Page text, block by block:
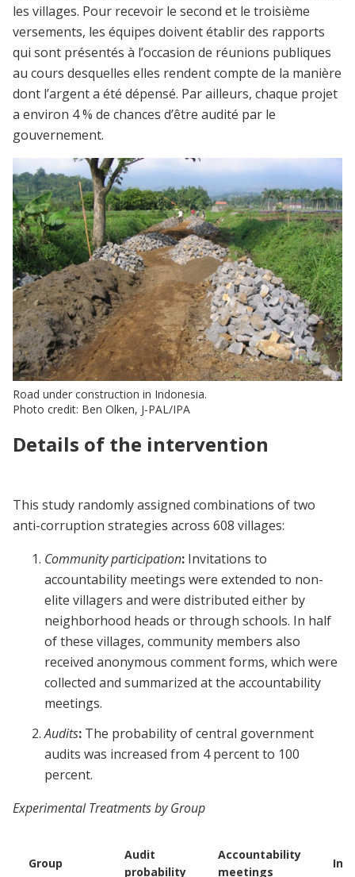
les villages. Pour recevoir le second et le troisième
versements, les équipes doivent établir des rapports
qui sont présentés à l’occasion de réunions publiques
au cours desquelles elles rendent compte de la manière
dont l’argent a été dépensé. Par ailleurs, chaque projet
a environ 4 % de chances d’être audité par le
gouvernement.
Road under construction in Indonesia.
Photo credit: Ben Olken, J-PAL/IPA
Details of the intervention
This study randomly assigned combinations of two
anti-corruption strategies across 608 villages:
Community participation: Invitations to
accountability meetings were extended to non-
elite villagers and were distributed either by
neighborhood heads or through schools. In half
of these villages, community members also
received anonymous comment forms, which were
collected and summarized at the accountability
meetings.
Audits: The probability of central government
audits was increased from 4 percent to 100
percent.
Experimental Treatments by Group
Group
Audit
probability
Accountability
meetings